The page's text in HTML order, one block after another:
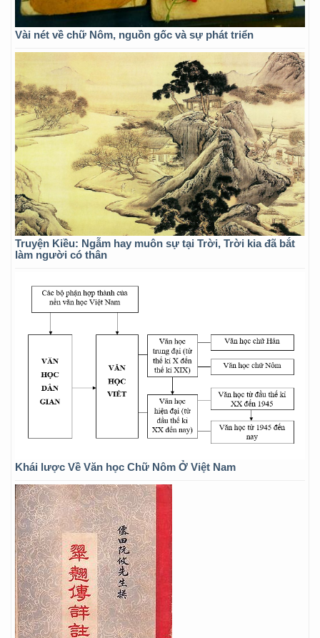
Vài nét về chữ Nôm, nguồn gốc và sự phát triển
Truyện Kiều: Ngẫm hay muôn sự tại Trời, Trời kia đã bắt
làm người có thân
Khái lược Về Văn học Chữ Nôm Ở Việt Nam